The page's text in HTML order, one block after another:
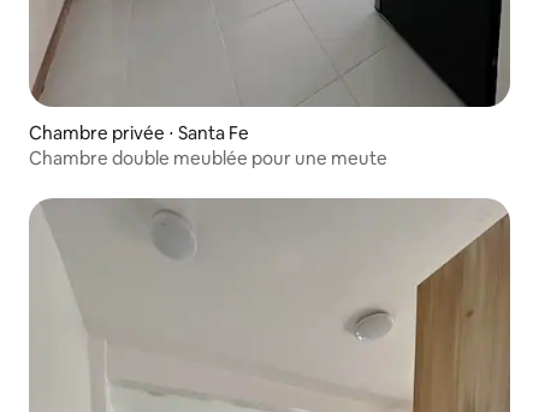
Chambre privée ⋅ Santa Fe
Chambre double meublée pour une meute